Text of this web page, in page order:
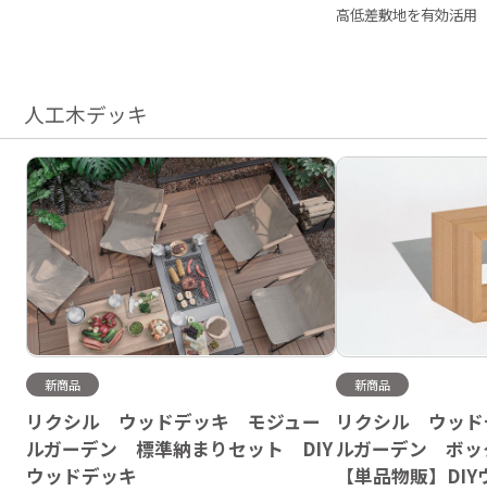
高低差敷地を有効活用
人工木デッキ
新商品
リクシル ウッドデッキ モジュー
ルガーデン 標準納まりセット DIY
ウッドデッキ
新商品
リクシル ウッ
ルガーデン ボ
【単品物販】